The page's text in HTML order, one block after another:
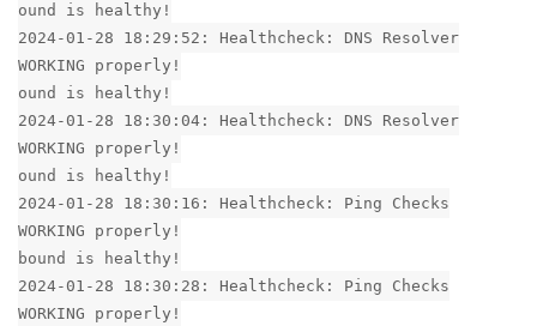
ound is healthy!
2024-01-28 18:29:52: Healthcheck: DNS Resolver
WORKING properly!
ound is healthy!
2024-01-28 18:30:04: Healthcheck: DNS Resolver
WORKING properly!
ound is healthy!
2024-01-28 18:30:16: Healthcheck: Ping Checks
WORKING properly!
bound is healthy!
2024-01-28 18:30:28: Healthcheck: Ping Checks
WORKING properly!